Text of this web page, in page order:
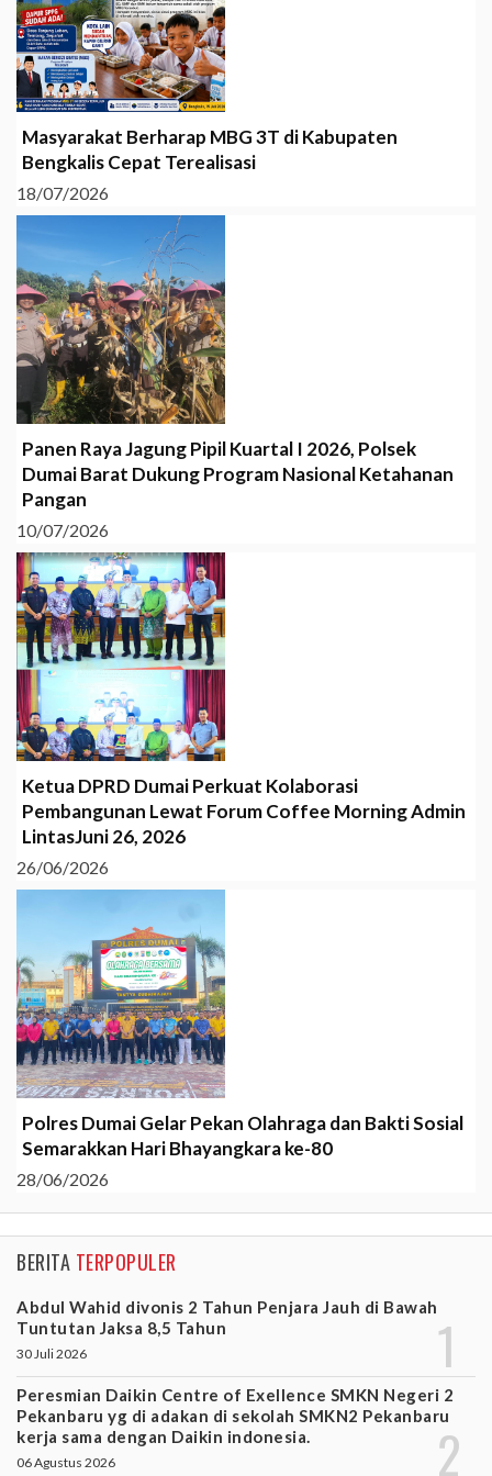
Masyarakat Berharap MBG 3T di Kabupaten
Bengkalis Cepat Terealisasi
18/07/2026
Panen Raya Jagung Pipil Kuartal I 2026, Polsek
Dumai Barat Dukung Program Nasional Ketahanan
Pangan
10/07/2026
Ketua DPRD Dumai Perkuat Kolaborasi
Pembangunan Lewat Forum Coffee Morning Admin
LintasJuni 26, 2026
26/06/2026
Polres Dumai Gelar Pekan Olahraga dan Bakti Sosial
Semarakkan Hari Bhayangkara ke-80
28/06/2026
BERITA TERPOPULER
Abdul Wahid divonis 2 Tahun Penjara Jauh di Bawah
Tuntutan Jaksa 8,5 Tahun
30 Juli 2026
Peresmian Daikin Centre of Exellence SMKN Negeri 2
Pekanbaru yg di adakan di sekolah SMKN2 Pekanbaru
kerja sama dengan Daikin indonesia.
06 Agustus 2026